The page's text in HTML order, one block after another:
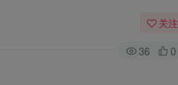
关注
36 0